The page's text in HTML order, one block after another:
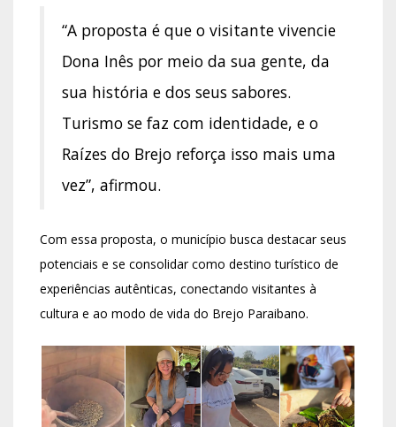
“A proposta é que o visitante vivencie
Dona Inês por meio da sua gente, da
sua história e dos seus sabores.
Turismo se faz com identidade, e o
Raízes do Brejo reforça isso mais uma
vez”, afirmou.
Com essa proposta, o município busca destacar seus
potenciais e se consolidar como destino turístico de
experiências autênticas, conectando visitantes à
cultura e ao modo de vida do Brejo Paraibano.